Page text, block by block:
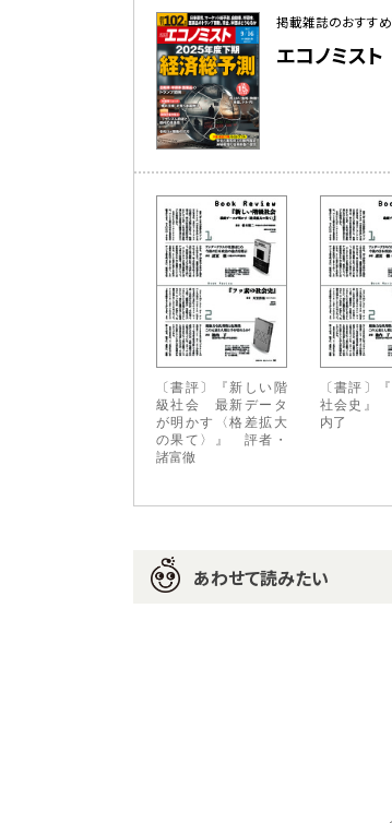
掲載雑誌のおすす
エコノミス
〔書評〕『新しい階
級社会 最新データ
が明かす〈格差拡大
の果て〉』 評者・
諸富徹
〔書評〕
社会史』
内了
あわせて読みたい